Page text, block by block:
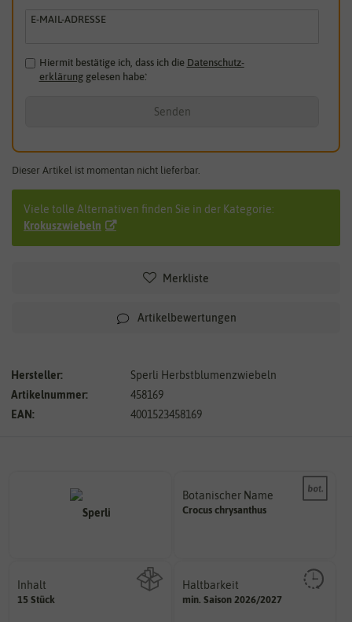
E-MAIL-ADRESSE
Hiermit bestätige ich, dass ich die Daten­schutz­
erklärunggelesen habe.*
Senden
Dieser Artikel ist momentan nicht lieferbar.
Viele tolle Alternativen finden Sie in der Kategorie:
Krokuszwiebeln
Merkliste
Artikelbewertungen
Hersteller:
Sperli Herbstblumenzwiebeln
Artikelnummer:
458169
EAN:
4001523458169
Inhalt
15 StückWie viel ist enthalten
Botanischer Name
Crocus chrysanthus
Namen zur eindeutigen
Bestimmung der Pflanze.
Haltbarkeit
min. Saison 2026/2027
und Pflanzgut sehr gut keimen
sollte.